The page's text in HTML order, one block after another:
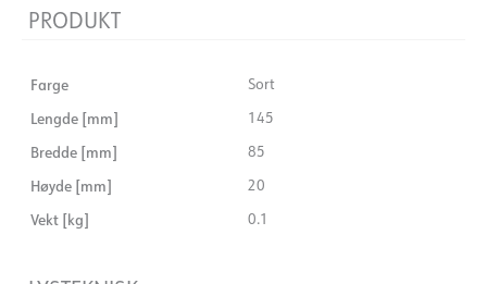
PRODUKT
Farge Sort
Lengde [mm] 145
Bredde [mm] 85
Høyde [mm] 20
Vekt [kg] 0.1